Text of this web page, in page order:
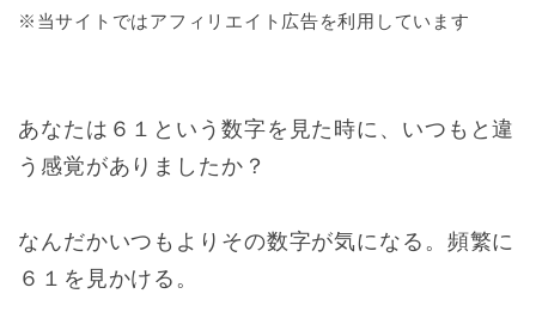
※当サイトではアフィリエイト広告を利用しています
あなたは６１という数字を見た時に、いつもと違
う感覚がありましたか？
なんだかいつもよりその数字が気になる。頻繁に
６１を見かける。